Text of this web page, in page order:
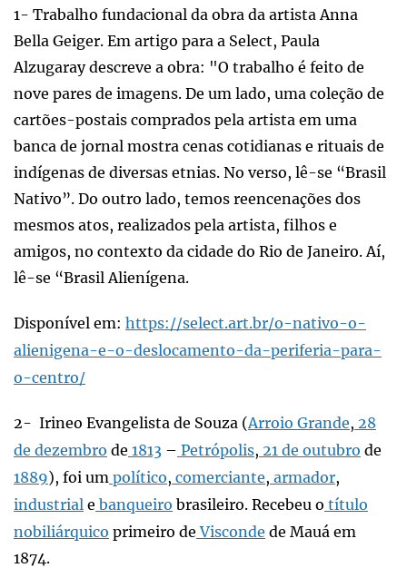
1- Trabalho fundacional da obra da artista Anna
Bella Geiger. Em artigo para a Select, Paula
Alzugaray descreve a obra: "O trabalho é feito de
nove pares de imagens. De um lado, uma coleção de
cartões-postais comprados pela artista em uma
banca de jornal mostra cenas cotidianas e rituais de
indígenas de diversas etnias. No verso, lê-se “Brasil
Nativo”. Do outro lado, temos reencenações dos
mesmos atos, realizados pela artista, filhos e
amigos, no contexto da cidade do Rio de Janeiro. Aí,
lê-se “Brasil Alienígena.
Disponível em: https://select.art.br/o-nativo-o-
alienigena-e-o-deslocamento-da-periferia-para-
o-centro/
2- Irineo Evangelista de Souza (Arroio Grande, 28
de dezembro de 1813 – Petrópolis, 21 de outubro de
1889), foi um político, comerciante, armador,
industrial e banqueiro brasileiro. Recebeu o título
nobiliárquico primeiro de Visconde de Mauá em
1874.